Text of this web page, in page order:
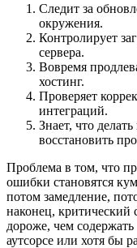
Следит за
окружения.
Контролирует
сервера.
Вовремя
хостинг.
Проверяет
интеграций.
Знает, что
восстановить
Проблема в том, что
ошибки становятся
потом замедление,
наконец,
дороже, чем
аутсорсе или хотя бы